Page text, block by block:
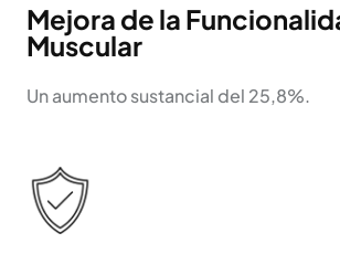
Mejora de la
Muscular
Un aumento sustancial del 25,8%.